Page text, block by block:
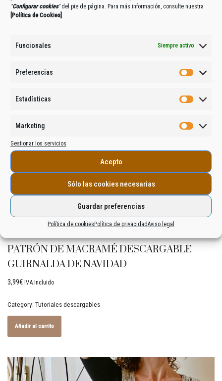
"Configurar cookies"del pie de página. Para más información, consulte nuestra
Política de Cookies .
Funcionales Siempre activo
Preferencias
Estadísticas
Marketing
Gestionar los servicios
Acepto
Sólo las cookies necesarias
Guardar preferencias
Política de cookies Política de privacidadAviso legal
PATRÓN DE MACRAMÉ DESCARGABLE
GUIRNALDA DE NAVIDAD
3,99€ IVA Incluido
Category: Tutoriales descargables
Añadir al carrito